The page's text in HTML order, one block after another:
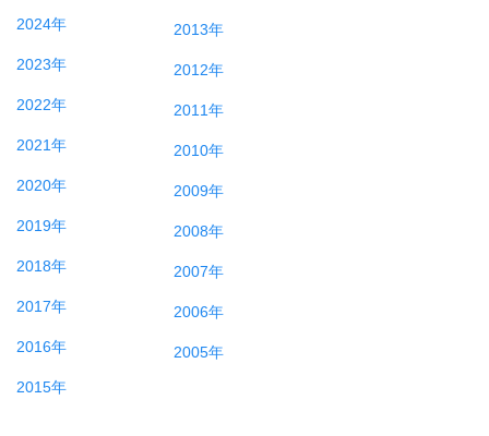
2024年
2023年
2022年
2021年
2020年
2019年
2018年
2017年
2016年
2015年
2013年
2012年
2011年
2010年
2009年
2008年
2007年
2006年
2005年